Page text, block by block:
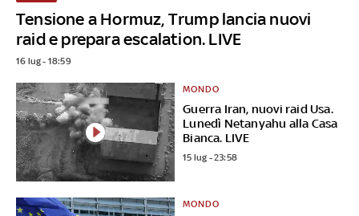
Tensione a Hormuz, Trump lancia nuovi
raid e prepara escalation. LIVE
16 lug - 18:59
Guerra Iran, nuovi raid Usa.
Lunedì Netanyahu alla Casa
Bianca. LIVE
MONDO
15 lug - 23:58
MONDO